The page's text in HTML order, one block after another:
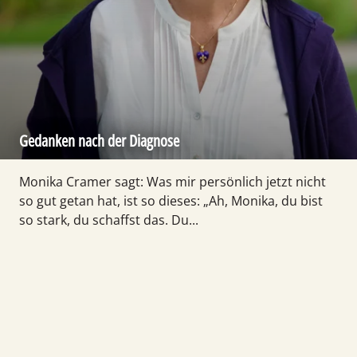
Gedanken nach der Diagnose
Monika Cramer sagt: Was mir persönlich jetzt nicht
so gut getan hat, ist so dieses: „Ah, Monika, du bist
so stark, du schaffst das. Du...